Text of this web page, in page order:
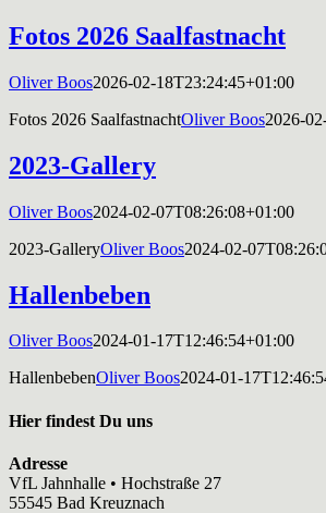
Fotos 2026 Saalfastnacht
Oliver Boos2026-02-18T23:24:45+01:00
Fotos 2026 SaalfastnachtOliver Boos2026-
2023-Gallery
Oliver Boos2024-02-07T08:26:08+01:00
2023-GalleryOliver Boos2024-02-
Hallenbeben
Oliver Boos2024-01-17T12:46:54+01:00
HallenbebenOliver Boos2024-01-
Hier findest Du uns
Adresse
VfL Jahnhalle • Hochstraße 27
55545 Bad Kreuznach